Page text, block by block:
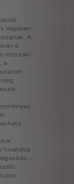
idejében
A
a
a műszaki
a
hivatalos
–
szóló